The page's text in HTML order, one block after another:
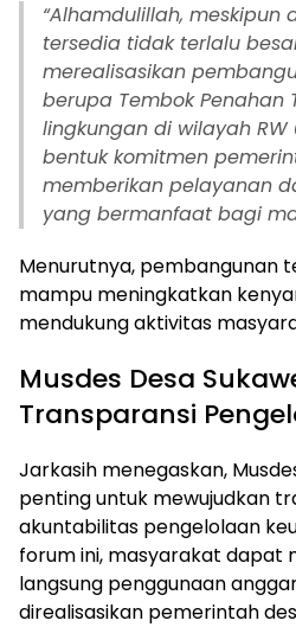
“Alhamdulillah, meskipun
tersedia tidak terlalu
merealisasikan
berupa Tembok Penahan
lingkungan di wilayah RW
bentuk komitmen
memberikan pelayanan
yang bermanfaat bagi
Menurutnya, pembangunan
mampu meningkatkan
mendukung aktivitas
Musdes Desa
Transparansi
Jarkasih menegaskan,
penting untuk mewujudkan
akuntabilitas pengelolaan
forum ini, masyarakat dapat
langsung penggunaan
direalisasikan pemerintah